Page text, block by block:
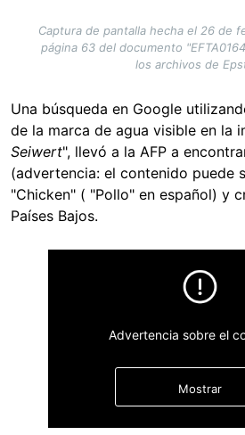
Captura de pantalla hecha el 26 de
página 63 del documento
los archivos de
Una búsqueda en Google
de la marca de agua visible en la
Seiwert", llevó a la AFP a
(advertencia: el contenido puede
"Chicken" ( "Pollo" en español) y
Países Bajos.
Advertencia sobre el
Mostrar